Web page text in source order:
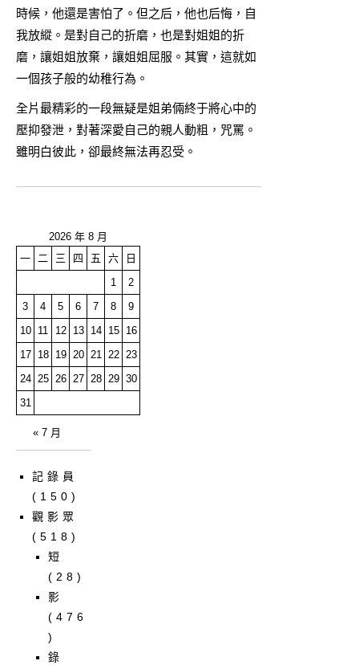
時候，他還是害怕了。但之后，他也后悔，自
我放縱。是對自己的折磨，也是對姐姐的折
磨，讓姐姐放棄，讓姐姐屈服。其實，這就如
一個孩子般的幼稚行為。
全片最精彩的一段無疑是姐弟倆終于將心中的
壓抑發泄，對著深愛自己的親人動粗，咒罵。
雖明白彼此，卻最終無法再忍受。
2026 年 8 月
一 二 三 四 五 六
日
1
2
3
4 5 6 7 8
9
10
11 12 13 14 15
16
17
18 19 20 21 22 23
24 25 26 27 28 29 30
31
« 7 月
記錄員
(150)
觀影眾
(518)
短
(28)
影
(476
)
錄